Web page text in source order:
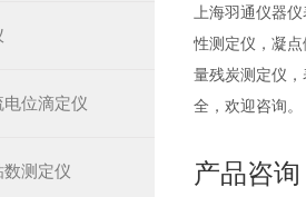
位滴定仪
测定仪
上海羽通仪器
性测定仪，凝
量残炭测定仪
全，欢迎咨询。
产品咨询